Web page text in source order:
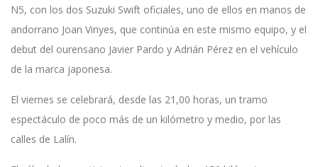
N5, con los dos Suzuki Swift oficiales, uno de ellos en manos de
andorrano Joan Vinyes, que continúa en este mismo equipo, y el
debut del ourensano Javier Pardo y Adrián Pérez en el vehículo
de la marca japonesa.
El viernes se celebrará, desde las 21,00 horas, un tramo
espectáculo de poco más de un kilómetro y medio, por las
calles de Lalín.